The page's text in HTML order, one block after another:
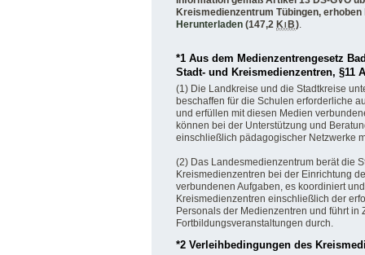
Kreismedienzentrum Tübingen,
Herunterladen (147,2 KiB).
*1 Aus dem Medienzentrengesetz
Stadt- und Kreismedienzentren, §11
(1) Die Landkreise und die Stadtkreise
beschaffen für die Schulen erforderliche
und erfüllen mit diesen Medien
können bei der Unterstützung und
einschließlich pädagogischer Netzwerke
(2) Das Landesmedienzentrum berät die
Kreismedienzentren bei der Einrichtung
verbundenen Aufgaben, es koordiniert
Kreismedienzentren einschließlich der
Personals der Medienzentren und führt in
Fortbildungsveranstaltungen durch.
*2 Verleihbedingungen des